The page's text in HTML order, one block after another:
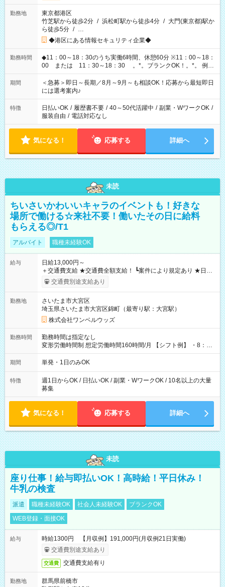
勤務地
東京都港区
竹芝駅から徒歩2分 / 浜松町駅から徒歩4分 / 大門(東京都)駅か
ら徒歩5分 / …
◆港区にある情報セキュリティ企業◆
勤務時間
◆11：00～18：30のうち実働6時間、休憩60分 ※11：00～18：
00 または 11：30～18：30 。*。ブランクOK！。*。 例え
ば前職が、 在宅/財団法人/事務/コールセンター/受付/販売/カフェ
スタッフ スイーツ販売/ホテルフロント/化粧品販売/など 様々な
業界から入社して活躍されています♪
期間
＜急募＞即日～長期／8月～9月～も相談OK！応募から最短即日
には選考案内♪
特徴 日払いOK / 履歴書不要 / 40～50代活躍中 / 副業・WワークOK /
服装自由 / 電話対応なし
気になる！ 応募する 詳細へ
未読
ちいさいかわいいキャラのイベントも！好きな
場所で働ける☆来社不要！働いたその日に給料
もらえる◎/T1
アルバイト 職種未経験OK
給与
日給13,000円～
＋交通費支給 ★交通費全額支給！ ┗案件により規定あり ★日払
いOK！（規定あり） ┗働いたその日に現金GET♪ お仕事後はコ
ンビニATMから 日払い分を引き落とせます！ 【試用期間】試
交通費別途支給あり
勤務地
さいたま市大宮区
埼玉県さいたま市大宮区錦町（最寄り駅：大宮駅）
株式会社ワンベルウッズ
勤務時間
勤務時間は指定なし
変形労働時間制 想定労働時間160時間/月 【シフト例】 ・8：00
～21：00
期間 単発・1日のみOK
特徴
週1日からOK / 日払いOK / 副業・WワークOK / 10名以上の大量
募集
気になる！ 応募する 詳細へ
未読
座り仕事！給与即払いOK！高時給！平日休み！
牛乳の検査
派遣 職種未経験OK 社会人未経験OK
ブランクOK
WEB登録・面接OK
給与
時給1300円 【月収例】191,000円(月収例21日実働)
交通費別途支給あり
交通費 交通費支給有り
勤務地
群馬県前橋市